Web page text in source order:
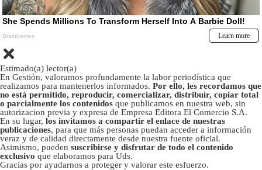
Estimado(a) lector(a)
En Gestión, valoramos profundamente la labor periodística que
realizamos para mantenerlos informados. Por ello, les recordamos que
no está permitido, reproducir, comercializar, distribuir, copiar total
o parcialmente los contenidos que publicamos en nuestra web, sin
autorizacion previa y expresa de Empresa Editora El Comercio S.A.
En su lugar, los invitamos a compartir el enlace de nuestras
publicaciones, para que más personas puedan acceder a información
veraz y de calidad directamente desde nuestra fuente oficial.
Asimismo, pueden suscribirse y disfrutar de todo el contenido
exclusivo que elaboramos para Uds.
Gracias por ayudarnos a proteger y valorar este esfuerzo.